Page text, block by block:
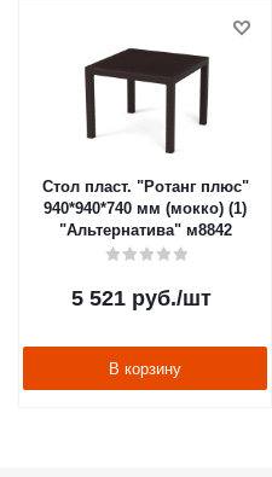
Стол пласт. "Ротанг плюс"
940*940*740 мм (мокко) (1)
"Альтернатива" м8842
5 521руб./шт
В корзину